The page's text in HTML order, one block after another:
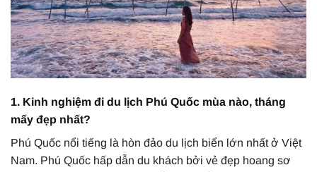
1. Kinh nghiệm đi du lịch Phú Quốc mùa nào, tháng
mấy đẹp nhất?
Phú Quốc nổi tiếng là hòn đảo du lịch biển lớn nhất ở Việt
Nam. Phú Quốc hấp dẫn du khách bởi vẻ đẹp hoang sơ